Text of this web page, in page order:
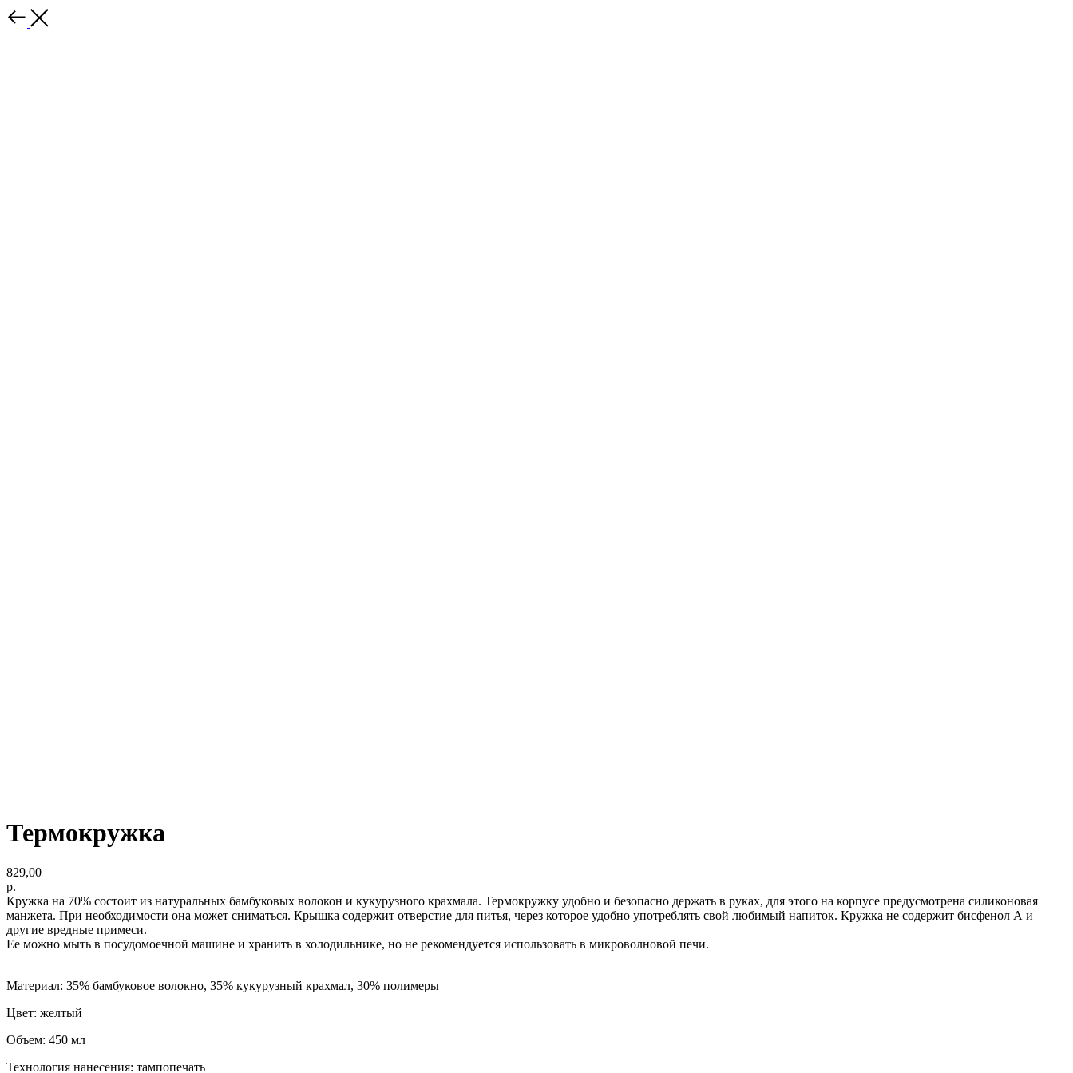
Термокружка
829,00
р.
Кружка на 70% состоит из натуральных бамбуковых волокон и кукурузного крахмала. Термокружку удобно и безопасно держать в руках, для этого на корпусе предусмотрена силиконовая
манжета. При необходимости она может сниматься. Крышка содержит отверстие для питья, через которое удобно употреблять свой любимый напиток. Кружка не содержит бисфенол А и
другие вредные примеси.
Ее можно мыть в посудомоечной машине и хранить в холодильнике, но не рекомендуется использовать в микроволновой печи.
Материал: 35% бамбуковое волокно, 35% кукурузный крахмал, 30% полимеры
Цвет: желтый
Объем: 450 мл
Технология нанесения: тампопечать